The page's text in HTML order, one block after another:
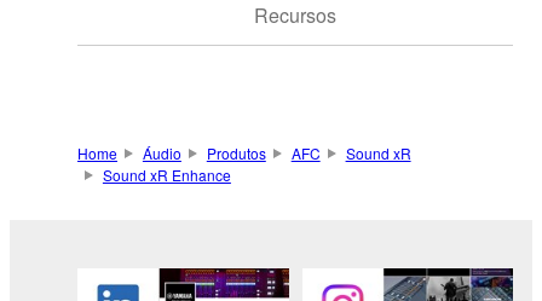
Recursos
Home Áudio Produtos AFC
Sound xR
Sound xR Enhance